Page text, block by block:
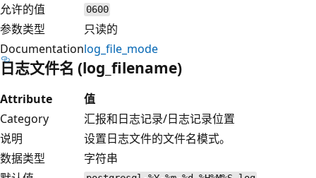
允许的值 0600
参数类型
只读的
Documentationlog_file_mode
日志文件名 (log_filename)
Attribute
值
Category
汇报和日志记录/日志记录位置
说明
设置日志文件的文件名模式。
数据类型
字符串